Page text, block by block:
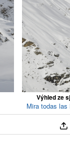
Výhled ze
Mira todas